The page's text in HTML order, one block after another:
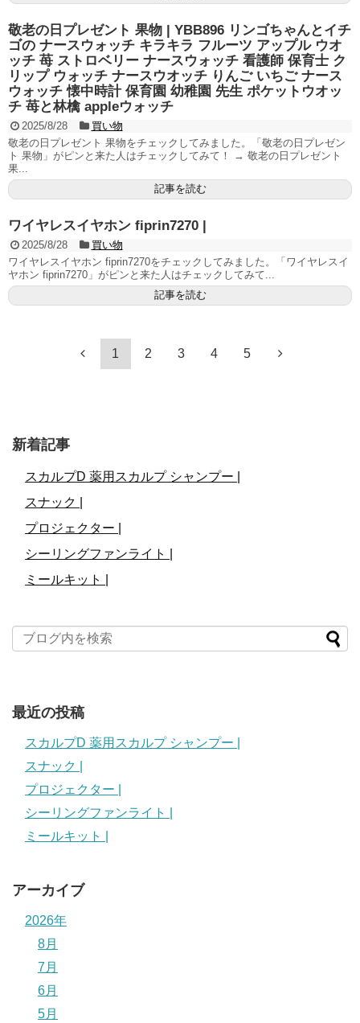
敬老の日プレゼント 果物 | YBB896 リンゴちゃんとイチ
ゴの ナースウォッチ キラキラ フルーツ アップル ウオ
ッチ 苺 ストロベリー ナースウォッチ 看護師 保育士 ク
リップ ウォッチ ナースウオッチ りんご いちご ナース
ウォッチ 懐中時計 保育園 幼稚園 先生 ポケットウオッ
チ 苺と林檎 appleウォッチ
2025/8/28
買い物
敬老の日プレゼント 果物をチェックしてみました。「敬老の日プレゼン
ト 果物」がピンと来た人はチェックしてみて！ → 敬老の日プレゼント
果...
記事を読む
ワイヤレスイヤホン fiprin7270 |
2025/8/28
買い物
ワイヤレスイヤホン fiprin7270をチェックしてみました。「ワイヤレスイ
ヤホン fiprin7270」がピンと来た人はチェックしてみて...
記事を読む
1 2 3 4 5
新着記事
スカルプD 薬用スカルプ シャンプー |
スナック |
プロジェクター |
シーリングファンライト |
ミールキット |
最近の投稿
スカルプD 薬用スカルプ シャンプー |
スナック |
プロジェクター |
シーリングファンライト |
ミールキット |
アーカイブ
2026年
8月
7月
6月
5月